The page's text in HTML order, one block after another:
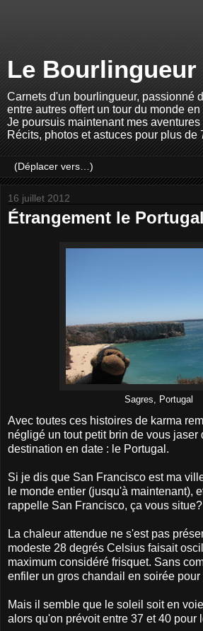
Le Bourlingueur
Carnets d'un bourlingueur, passionné
entre autres offert un tour du monde en
Je poursuis maintenant mes aventures
Récits, photos et astuces pour plus de
16 juillet 2012
Étrangement le Portugal
Sagres, Portugal
Avec toutes ces histoires de karma
négligé un tout petit brin de vous jaser
destination en date : le Portugal.
Si je dis que San Francisco est ma
le monde entier (jusqu'à maintenant),
rappelle San Francisco, ça vous situe?
La chaleur attendue ne s'est pas
modeste 28 degrés Celsius faisait
maximum considéré frisquet. Sans
enfiler un gros chandail en soirée pour
Mais il semble que le soleil soit en
alors qu'on prévoit entre 37 et 40 pour